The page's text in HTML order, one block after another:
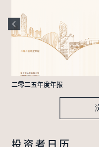
二零二五年度年报
投资者日历